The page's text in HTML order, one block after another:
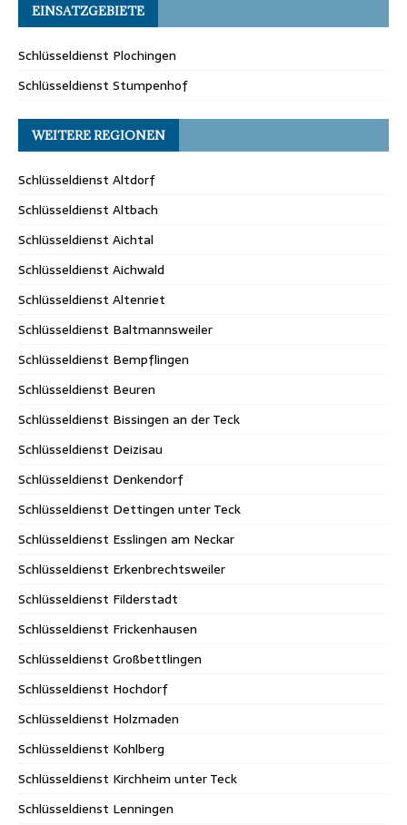
EINSATZGEBIETE
Schlüsseldienst Plochingen
Schlüsseldienst Stumpenhof
WEITERE REGIONEN
Schlüsseldienst Altdorf
Schlüsseldienst Altbach
Schlüsseldienst Aichtal
Schlüsseldienst Aichwald
Schlüsseldienst Altenriet
Schlüsseldienst Baltmannsweiler
Schlüsseldienst Bempflingen
Schlüsseldienst Beuren
Schlüsseldienst Bissingen an der Teck
Schlüsseldienst Deizisau
Schlüsseldienst Denkendorf
Schlüsseldienst Dettingen unter Teck
Schlüsseldienst Esslingen am Neckar
Schlüsseldienst Erkenbrechtsweiler
Schlüsseldienst Filderstadt
Schlüsseldienst Frickenhausen
Schlüsseldienst Großbettlingen
Schlüsseldienst Hochdorf
Schlüsseldienst Holzmaden
Schlüsseldienst Kohlberg
Schlüsseldienst Kirchheim unter Teck
Schlüsseldienst Lenningen